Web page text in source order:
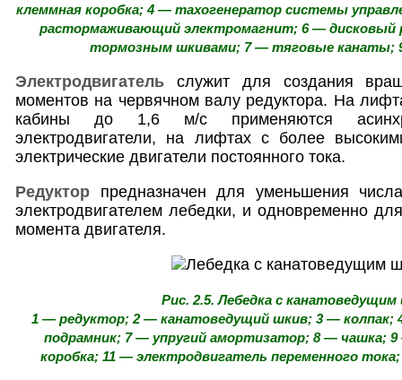
клеммная коробка; 4 — тахогенератор системы
растормаживающий электромагнит; 6 — дисковый
тормозным шкивами; 7 — тяговые канаты;
Электродвигатель служит для создания
моментов на червячном валу редуктора. На
кабины до 1,6 м/с применяются
электродвигатели, на лифтах с более
электрические двигатели постоянного тока.
Редуктор предназначен для уменьшения
электродвигателем лебедки, и одновременно
момента двигателя.
Рис. 2.5. Лебедка с
1 — редуктор; 2 — канатоведущий шкив; 3 —
подрамник; 7 — упругий амортизатор; 8 — чашка;
коробка; 11 — электродвигатель переменного